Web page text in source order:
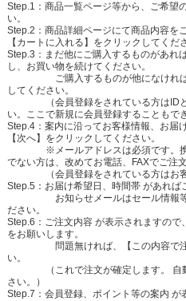
Step.1：商品一覧ページ等から、ご希望
い。
Step.2：商品詳細ページにて商品内容を
【カートに入れる】をクリックしてくだ
Step.3：まだ他にご購入するものがあれ
し、お買い物を続けてください。
ご購入するものが他になければ、
してください。
（会員登録をされている方はIDと
い。ここで新規に会員登録することもで
Step.4：案内に沿ってお客様情報、お届
【次へ】をクリックしてください。
※メールアドレスは必須です。携帯
でない方は、改めてお電話、FAXでご注文
（会員登録をされている方はお客様
Step.5：お届け希望日、時間帯 があれば
お知らせメールはセール情報等を
ださい。
Step.6：ご注文内容 が表示されますの
をお願いします。
問題無ければ、【この内容で注文
い。
（これで注文が確定します。 自動
さい。）
Step.7：会員登録、ポイント等の案内 が